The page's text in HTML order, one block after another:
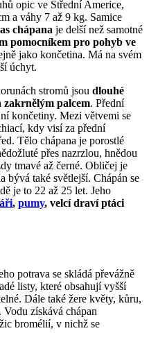
opic ve Střední Americe,
a váhy 7 až 9 kg. Samice
chápana je delší než samotné
pomocníkem pro pohyb ve
jako končetina. Má na svém
úchyt.
stromů jsou dlouhé
zakrnělým palcem. Přední
končetiny. Mezi větvemi se
kdy visí za přední
Tělo chápana je porostlé
přes nazrzlou, hnědou
tmavé až černé. Obličej je
bývá také světlejší. Chápán se
je to 22 až 25 let. Jeho
, pumy, velcí draví ptáci
potrava se skládá převážně
listy, které obsahují vyšší
Dále také žere květy, kůru,
Vodu získává chápan
bromélií, v nichž se